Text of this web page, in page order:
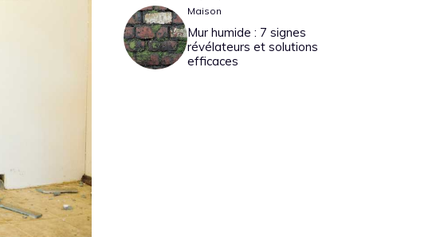
Maison
Mur humide : 7 signes
révélateurs et solutions
efficaces